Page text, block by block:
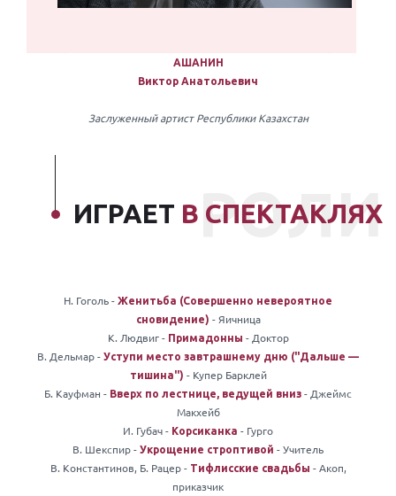
АШАНИН
Виктор Анатольевич
Заслуженный артист Республики Казахстан
ИГРАЕТ В СПЕКТАКЛЯХ
РОЛИ
Н. Гоголь - Женитьба (Совершенно невероятное
сновидение) - Яичница
К. Людвиг - Примадонны - Доктор
В. Дельмар - Уступи место завтрашнему дню ("Дальше —
тишина") - Купер Барклей
Б. Кауфман - Вверх по лестнице, ведущей вниз - Джеймс
Макхейб
И. Губач - Корсиканка - Гурго
В. Шекспир - Укрощение строптивой - Учитель
В. Константинов, Б. Рацер - Тифлисские свадьбы - Акоп,
приказчик